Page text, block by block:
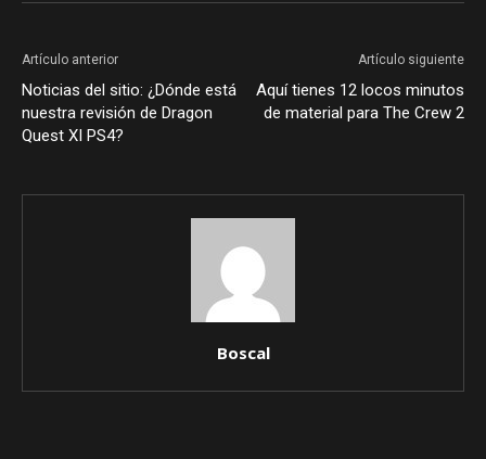
Artículo anterior
Noticias del sitio: ¿Dónde está
nuestra revisión de Dragon
Quest XI PS4?
Artículo siguiente
Aquí tienes 12 locos minutos
de material para The Crew 2
Boscal